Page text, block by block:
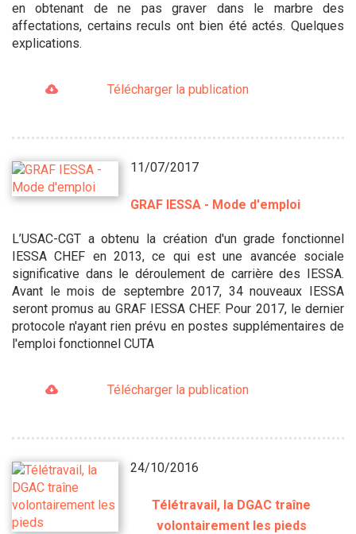
en obtenant de ne pas graver dans le marbre des
affectations, certains reculs ont bien été actés. Quelques
explications.
Télécharger la publication
11/07/2017
GRAF IESSA - Mode d'emploi
L’USAC-CGT a obtenu la création d'un grade fonctionnel
IESSA CHEF en 2013, ce qui est une avancée sociale
significative dans le déroulement de carrière des IESSA.
Avant le mois de septembre 2017, 34 nouveaux IESSA
seront promus au GRAF IESSA CHEF. Pour 2017, le dernier
protocole n'ayant rien prévu en postes supplémentaires de
l'emploi fonctionnel CUTA
Télécharger la publication
24/10/2016
Télétravail, la DGAC traîne
volontairement les pieds